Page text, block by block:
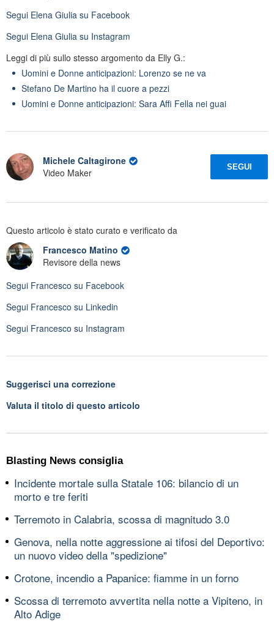
Segui Elena Giulia su Facebook
Segui Elena Giulia su Instagram
Leggi di più sullo stesso argomento da Elly G.:
Uomini e Donne anticipazioni: Lorenzo se ne va
Stefano De Martino ha il cuore a pezzi
Uomini e Donne anticipazioni: Sara Affi Fella nei guai
Michele Caltagirone
Video Maker
SEGUI
Questo articolo è stato curato e verificato da
Francesco Matino
Revisore della news
Segui Francesco su Facebook
Segui Francesco su Linkedin
Segui Francesco su Instagram
Suggerisci una correzione
Valuta il titolo di questo articolo
Blasting News consiglia
Incidente mortale sulla Statale 106: bilancio di un
morto e tre feriti
Terremoto in Calabria, scossa di magnitudo 3.0
Genova, nella notte aggressione ai tifosi del Deportivo:
un nuovo video della "spedizione"
Crotone, incendio a Papanice: fiamme in un forno
Scossa di terremoto avvertita nella notte a Vipiteno, in
Alto Adige